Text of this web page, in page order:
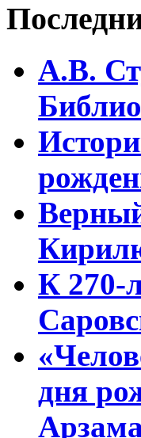
А.В.
К 270-
дня